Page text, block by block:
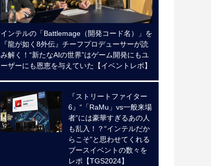
インテルの「Battlemage（開発コード名）」を
『龍が如く8外伝』チーフプロデューサーが読
み解く！“新たなAIの世界”はゲーム開発にもユ
ーザーにも恩恵を与えていた【イベントレポ】
『ストリートファイター
6』“「RaMu」vs一般来場
者”には豪華すぎるあの人
も乱入！？“インテルだか
らこそ”と思わせてくれる
ブースイベントの数々を
レポ【TGS2024】